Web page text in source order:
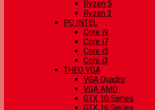
Ryzen 5
Ryzen 3
PC INTEL
Core i9
Core i7
Core i5
Core i3
THEO VGA
VGA Quadro
VGA AMD
GTX 10 Series
GTX 16 Series